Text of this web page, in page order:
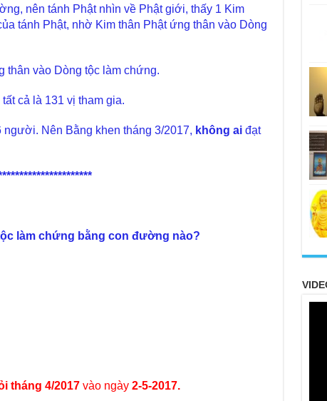
nên tánh Phật nhìn về Phật giới, thấy 1 Kim
tánh Phật, nhờ Kim thân Phật ứng thân vào Dòng
thân vào Dòng tộc làm chứng.
cả là 131 vị tham gia.
Nên Bằng khen tháng 3/2017, không aiđạt
làm chứng bằng con đường nào?
tháng 4/2017 vào ngày2-5-2017.